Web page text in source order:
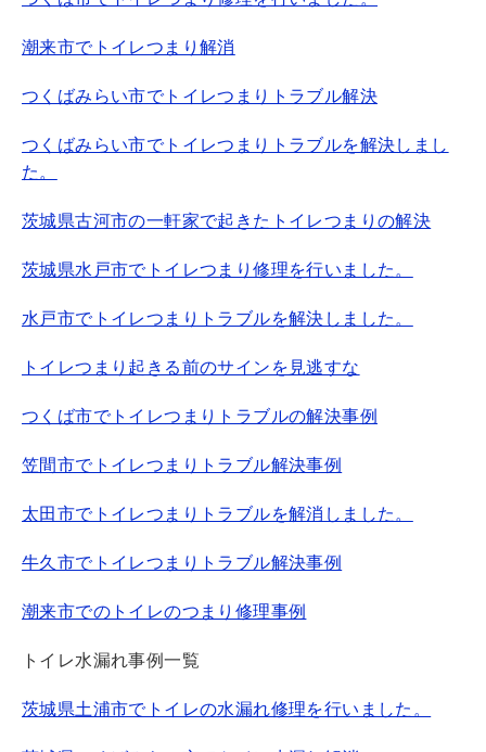
潮来市でトイレつまり解消
つくばみらい市でトイレつまりトラブル解決
つくばみらい市でトイレつまりトラブルを解決しまし
た。
茨城県古河市の一軒家で起きたトイレつまりの解決
茨城県水戸市でトイレつまり修理を行いました。
水戸市でトイレつまりトラブルを解決しました。
トイレつまり起きる前のサインを見逃すな
つくば市でトイレつまりトラブルの解決事例
笠間市でトイレつまりトラブル解決事例
太田市でトイレつまりトラブルを解消しました。
牛久市でトイレつまりトラブル解決事例
潮来市でのトイレのつまり修理事例
トイレ水漏れ事例一覧
茨城県土浦市でトイレの水漏れ修理を行いました。